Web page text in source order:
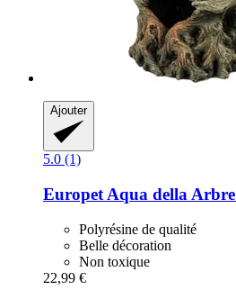
Ajouter
5.0 (1)
Europet Aqua della Arbre
Polyrésine de qualité
Belle décoration
Non toxique
22,99 €